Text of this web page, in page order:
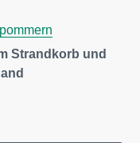
Strandkorb und